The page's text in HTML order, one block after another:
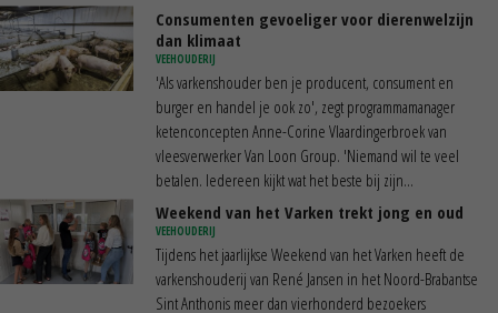
Consumenten gevoeliger voor dierenwelzijn
dan klimaat
VEEHOUDERIJ
'Als varkenshouder ben je producent, consument en
burger en handel je ook zo', zegt programmamanager
ketenconcepten Anne-Corine Vlaardingerbroek van
vleesverwerker Van Loon Group. 'Niemand wil te veel
betalen. Iedereen kijkt wat het beste bij zijn...
Weekend van het Varken trekt jong en oud
VEEHOUDERIJ
Tijdens het jaarlijkse Weekend van het Varken heeft de
varkenshouderij van René Jansen in het Noord-Brabantse
Sint Anthonis meer dan vierhonderd bezoekers